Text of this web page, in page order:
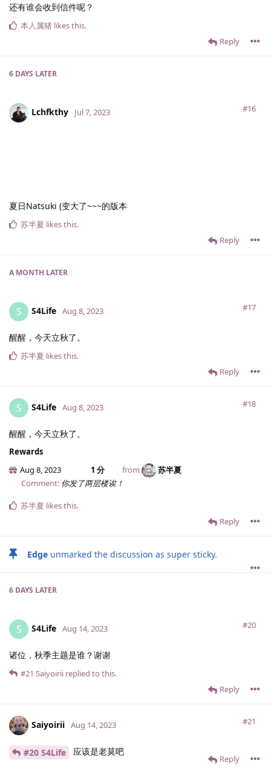
还有谁会收到信件呢？
Reply
本人属猪 likes this.
6 DAYS LATER
Lchfkthy #16
Jul 7, 2023
夏日Natsuki (变大了~~~的版本
Reply
苏半夏 likes this.
A MONTH LATER
S S4Life #17
Aug 8, 2023
醒醒，今天立秋了。
Reply
苏半夏 likes this.
S S4Life #18
Aug 8, 2023
醒醒，今天立秋了。
Rewards
Aug 8, 2023
1 分 from
苏半夏
Comment: 你发了两层楼诶！
Reply
苏半夏 likes this.
Edge unmarked the discussion as super sticky.
6 DAYS LATER
S S4Life #20
Aug 14, 2023
诸位，秋季主题是谁？谢谢
Reply
#21 Saiyoirii replied to this.
Saiyoirii #21
Aug 14, 2023
#20 S4Life 应该是老莫吧
Reply